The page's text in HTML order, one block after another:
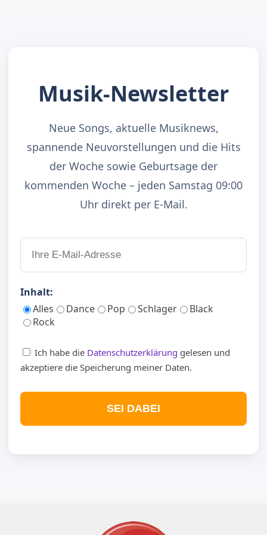
Musik-Newsletter
Neue Songs, aktuelle Musiknews,
spannende Neuvorstellungen und die Hits
der Woche sowie Geburtsage der
kommenden Woche – jeden Samstag 09:00
Uhr direkt per E-Mail.
Inhalt:
Alles
Dance Pop Schlager
Black
Rock
Ich habe die Datenschutzerklärung gelesen und
akzeptiere die Speicherung meiner Daten.
SEI DABEI